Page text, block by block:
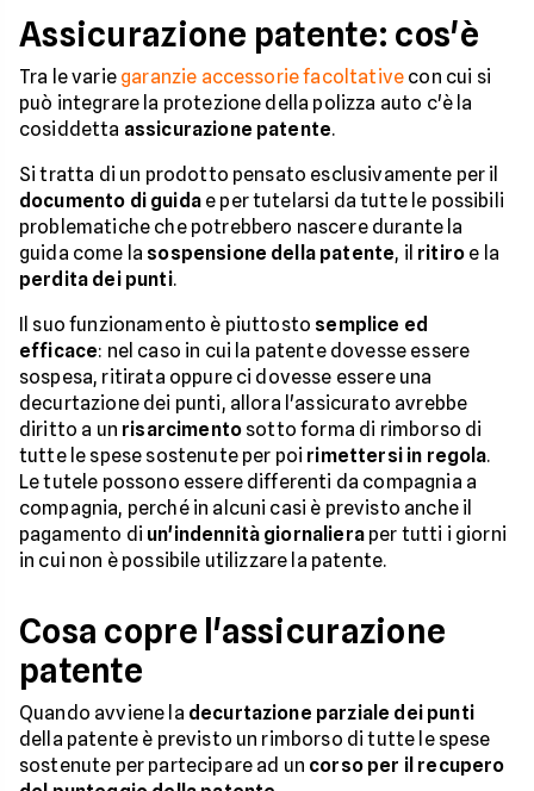
Assicurazione patente: cos'è
Tra le varie garanzie accessorie facoltative con cui si
può integrare la protezione della polizza auto c'è la
cosiddetta assicurazione patente.
Si tratta di un prodotto pensato esclusivamente per il
documento di guidae per tutelarsi da tutte le possibili
problematiche che potrebbero nascere durante la
guida come la sospensione della patente, il ritiro e la
perdita dei punti.
Il suo funzionamento è piuttosto semplice ed
efficace: nel caso in cui la patente dovesse essere
sospesa, ritirata oppure ci dovesse essere una
decurtazione dei punti, allora l'assicurato avrebbe
diritto a un risarcimento sotto forma di rimborso di
tutte le spese sostenute per poi rimettersi in regola.
Le tutele possono essere differenti da compagnia a
compagnia, perché in alcuni casi è previsto anche il
pagamento di un'indennità giornalieraper tutti i giorni
in cui non è possibile utilizzare la patente.
Cosa copre l'assicurazione
patente
Quando avviene la decurtazione parziale dei punti
della patente è previsto un rimborso di tutte le spese
sostenute per partecipare ad un corso per il recupero